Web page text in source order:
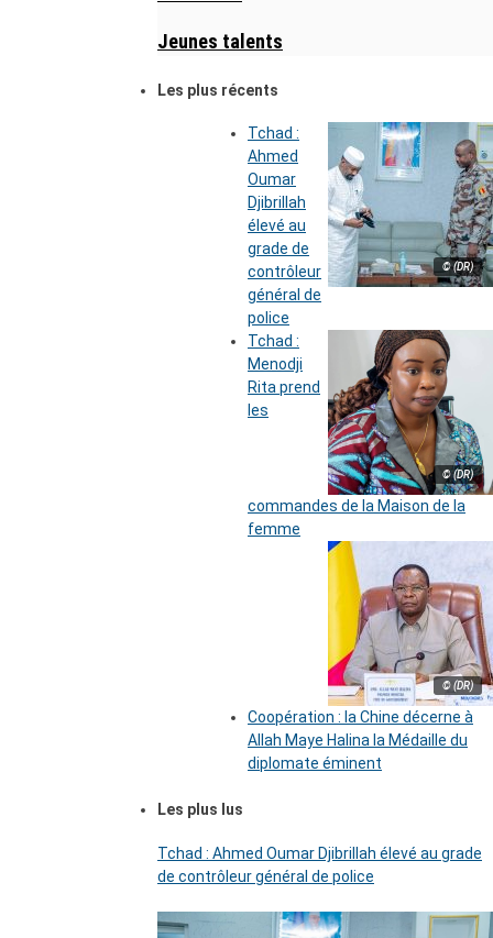
Jeunes talents
Les plus récents
© (DR)
Tchad :
Ahmed
Oumar
Djibrillah
élevé au
grade de
contrôleur
général de
police
© (DR)
Tchad :
Menodji
Rita prend
les
commandes de la Maison de la
femme
© (DR)
Coopération : la Chine décerne à
Allah Maye Halina la Médaille du
diplomate éminent
Les plus lus
Tchad : Ahmed Oumar Djibrillah élevé au grade
de contrôleur général de police